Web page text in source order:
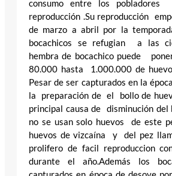
consumo entre los
reproducción .Su reproducción
de marzo a abril por la
bocachicos se refugian a las
hembra de bocachico puede
80.000 hasta 1.000.000 de
Pesar de ser capturados en la
la preparación de el bollo de
principal causa de disminución del
no se usan solo huevos de este
huevos de vizcaína y del pez
prolifero de facil reproduccion
durante el año.Además los